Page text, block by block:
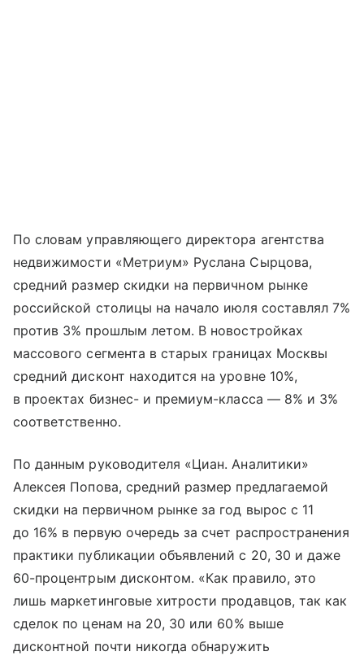
По словам управляющего директора агентства
недвижимости «Метриум» Руслана Сырцова,
средний размер скидки на первичном рынке
российской столицы на начало июля составлял 7%
против 3% прошлым летом. В новостройках
массового сегмента в старых границах Москвы
средний дисконт находится на уровне 10%,
в проектах бизнес- и премиум-класса — 8% и 3%
соответственно.
По данным руководителя «Циан. Аналитики»
Алексея Попова, средний размер предлагаемой
скидки на первичном рынке за год вырос с 11
до 16% в первую очередь за счет распространения
практики публикации объявлений с 20, 30 и даже
60-процентрым дисконтом. «Как правило, это
лишь маркетинговые хитрости продавцов, так как
сделок по ценам на 20, 30 или 60% выше
дисконтной почти никогда обнаружить